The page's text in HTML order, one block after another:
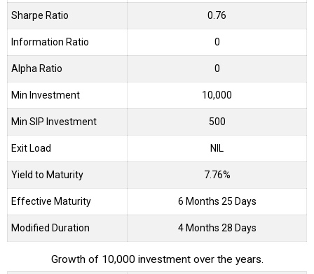
Sharpe Ratio 0.76
Information Ratio 0
Alpha Ratio 0
Min Investment 10,000
Min SIP Investment 500
Exit Load NIL
Yield to Maturity 7.76%
Effective Maturity 6 Months 25 Days
Modified Duration 4 Months 28 Days
Growth of 10,000 investment over the years.